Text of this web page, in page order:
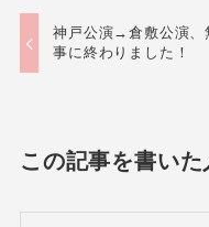
神戸公演→倉敷公演、
事に終わりました！
この記事を書いた